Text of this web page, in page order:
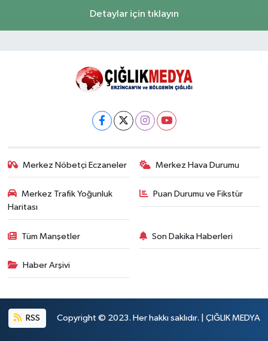
Detaylar için tıklayın
Merkez Nöbetçi Eczaneler Merkez Hava Durumu
Merkez Trafik Yoğunluk
Haritası
Puan Durumu ve Fikstür
Tüm Manşetler Son Dakika Haberleri
Haber Arşivi
RSS Copyright © 2023. Her hakkı saklıdır. | ÇIĞLIK MEDYA